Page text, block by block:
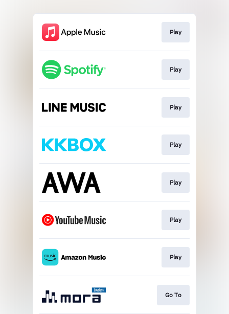
Play
Play
Play
Play
Play
Play
Play
Go To